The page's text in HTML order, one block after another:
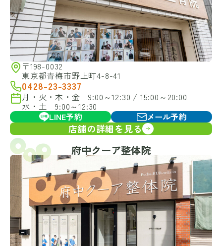
〒198-0032
東京都青梅市野上町4-8-41
0428-23-3337
月・火・木・金 9:00～12:30 / 15:00～20:00
水・土 9:00～12:30
LINE予約
メール予約
店舗の詳細を見る
府中クーア整体院